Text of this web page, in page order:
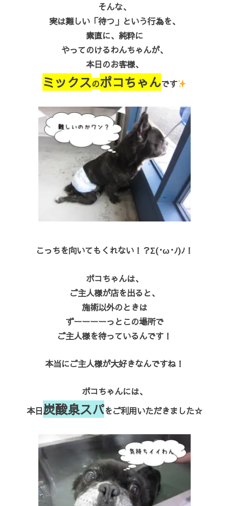
そんな、
実は難しい「待つ」という行為を、
素直に、純粋に
やってのけるわんちゃんが、
本日のお客様、
ミックスのポコちゃんです
こっちを向いてもくれない！？Σ(･ω･ﾉ)ﾉ！
ポコちゃんは、
ご主人様が店を出ると、
施術以外のときは
ずーーーーっとこの場所で
ご主人様を待っているんです！
本当にご主人様が大好きなんですね！
ポコちゃんには、
本日炭酸泉スパをご利用いただきました☆